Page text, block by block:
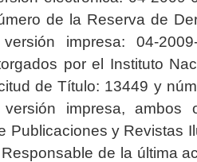
de la Reserva de
impresa: 04-2009-
por el Instituto
de Título: 13449 y
impresa, ambos
Publicaciones y Revistas
de la última